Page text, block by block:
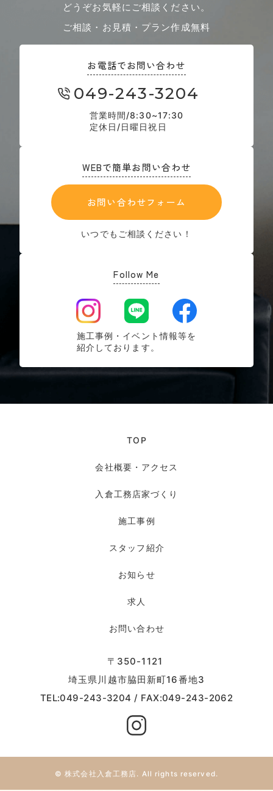
どうぞお気軽にご相談ください。
ご相談・お見積・プラン作成無料
お電話でお問い合わせ
049-243-3204
営業時間/8:30~17:30
定休日/日曜日祝日
WEBで簡単お問い合わせ
お問い合わせフォーム
いつでもご相談ください！
Follow Me
施工事例・イベント情報等を
紹介しております。
TOP
会社概要・アクセス
入倉工務店家づくり
施工事例
スタッフ紹介
お知らせ
求人
お問い合わせ
〒350-1121
埼玉県川越市脇田新町16番地3
TEL:049-243-3204 / FAX:049-243-2062
© 株式会社入倉工務店. All rights reserved.